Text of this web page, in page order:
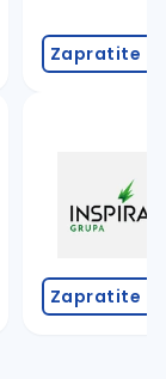
Zapratite
Zapratite